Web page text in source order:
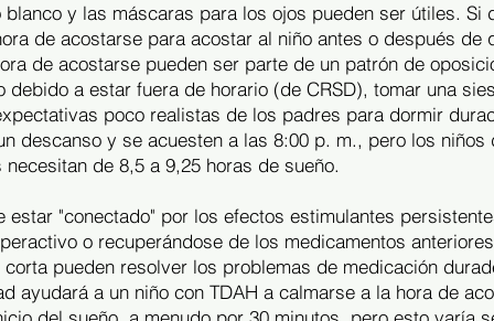
y las máscaras para los ojos pueden ser útiles. Si
de acostarse para acostar al niño antes o después de
de acostarse pueden ser parte de un patrón de
a estar fuera de horario (de CRSD), tomar una
poco realistas de los padres para dormir
descanso y se acuesten a las 8:00 p. m., pero los niños
de 8,5 a 9,25 horas de sueño.
estar "conectado" por los efectos estimulantes
o recuperándose de los medicamentos
pueden resolver los problemas de medicación
ayudará a un niño con TDAH a calmarse a la hora de